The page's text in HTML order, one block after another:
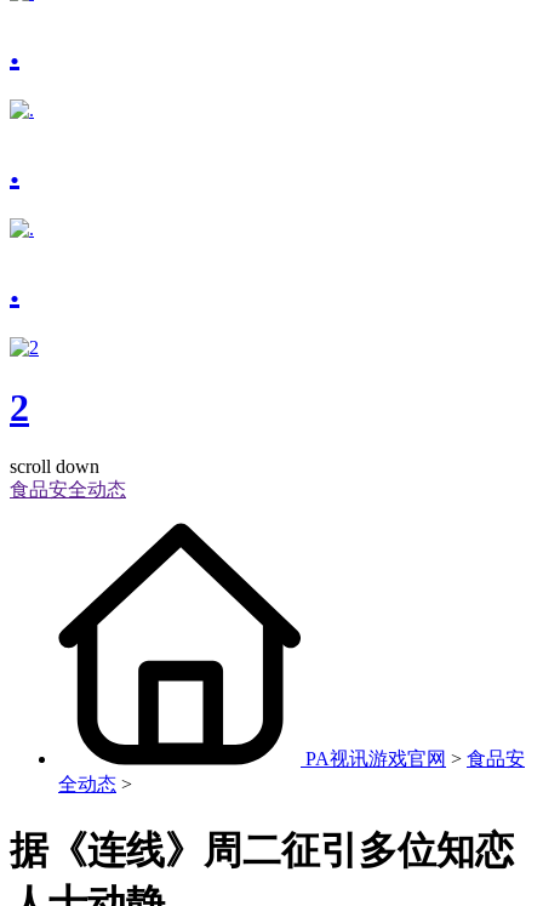
.
.
.
2
scroll down
食品安全动态
PA视讯游戏官网 > 食品安
全动态 >
据《连线》周二征引多位知恋